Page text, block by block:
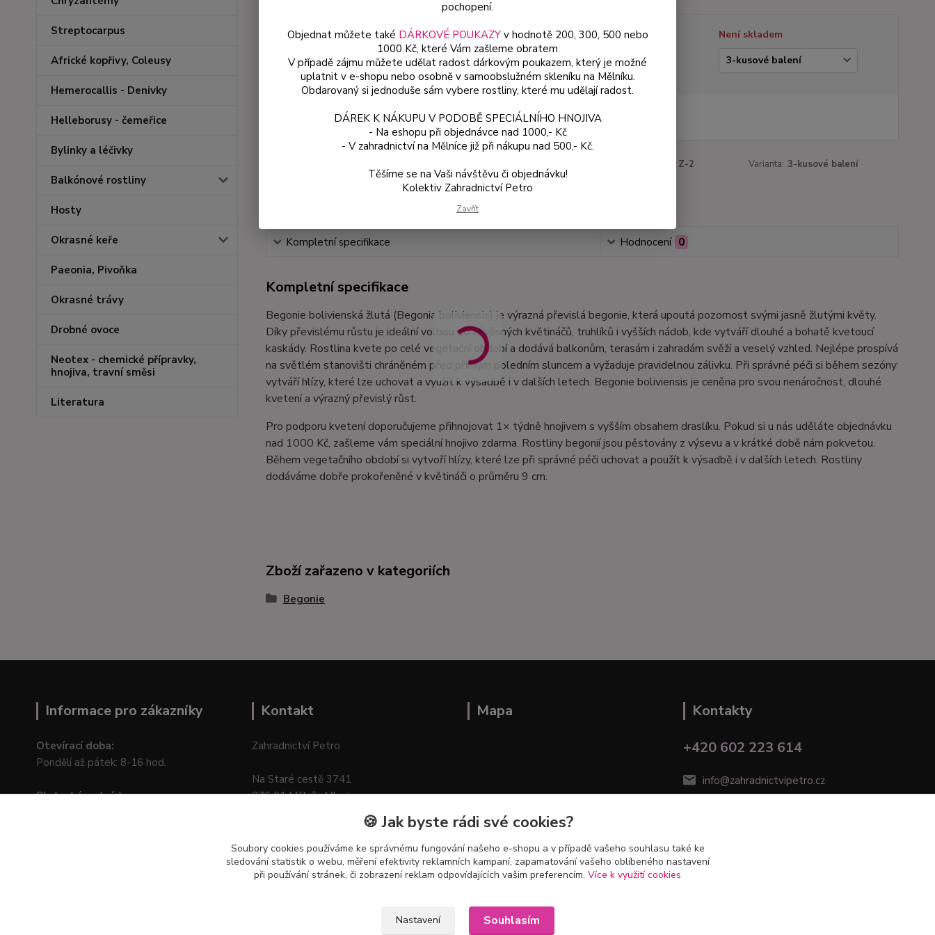
Streptocarpus
Africké kopřivy, Coleusy
Hemerocallis - Denivky
Helleborusy - čemeřice
Bylinky a léčivky
Balkónové rostliny
Hosty
Okrasné keře
Paeonia, Pivoňka
Okrasné trávy
Drobné ovoce
Neotex - chemické přípravky,
hnojiva, travní směsi
Literatura
Dostupnost
Není skladem
Varianta
197 Z-2 Varianta: 3-kusové balení
Kompletní specifikace Hodnocení 0
Kompletní specifikace
Begonie bolivienská žlutá (Begonia boliviensis) je výrazná převislá begonie, která upoutá pozornost svými jasně žlutými květy.
Díky převislému růstu je ideální volbou do závěsných květináčů, truhlíků i vyšších nádob, kde vytváří dlouhé a bohatě kvetoucí
kaskády. Rostlina kvete po celé vegetační období a dodává balkonům, terasám i zahradám svěží a veselý vzhled. Nejlépe prospívá
na světlém stanovišti chráněném před přímým poledním sluncem a vyžaduje pravidelnou zálivku. Při správné péči si během sezóny
vytváří hlízy, které lze uchovat a využít k výsadbě i v dalších letech. Begonie boliviensis je ceněna pro svou nenáročnost, dlouhé
kvetení a výrazný převislý růst.
Pro podporu kvetení doporučujeme přihnojovat 1× týdně hnojivem s vyšším obsahem draslíku. Pokud si u nás uděláte objednávku
nad 1000 Kč, zašleme vám speciální hnojivo zdarma. Rostliny begonií jsou pěstovány z výsevu a v krátké době nám pokvetou.
Během vegetačního období si vytvoří hlízy, které lze při správné péči uchovat a použít k výsadbě i v dalších letech. Rostliny
dodáváme dobře prokořeněné v květináči o průměru 9 cm.
Zboží zařazeno v kategoriích
Begonie
Informace pro zákazníky
Otevírací doba:
Pondělí až pátek: 8-16 hod.
Obchodní podmínky
Kontakt
Zahradnictví Petro
Na Staré cestě 3741
276 01 Mělník–Mlazice
Mapa
Kontakty
+420 602 223 614
info@zahradnictvipetro.cz
pochopení.
Objednat můžete také DÁRKOVÉ POUKAZYv hodnotě 200, 300, 500 nebo
1000 Kč, které Vám zašleme obratem
V případě zájmu můžete udělat radost dárkovým poukazem, který je možné
uplatnit v e-shopu nebo osobně v samoobslužném skleníku na Mělníku.
Obdarovaný si jednoduše sám vybere rostliny, které mu udělají radost.
DÁREK K NÁKUPU V PODOBĚ SPECIÁLNÍHO HNOJIVA
- Na eshopu při objednávce nad 1000,- Kč
- V zahradnictví na Mělníce již při nákupu nad 500,- Kč.
Těšíme se na Vaši návštěvu či objednávku!
Kolektiv Zahradnictví Petro
Zavřít
🍪 Jak byste rádi své cookies?
Soubory cookies používáme ke správnému fungování našeho e-shopu a v případě vašeho souhlasu také ke
sledování statistik o webu, měření efektivity reklamních kampaní, zapamatování vašeho oblíbeného nastavení
při používání stránek, či zobrazení reklam odpovídajících vašim preferencím. Více k využití cookies
Nastavení Souhlasím